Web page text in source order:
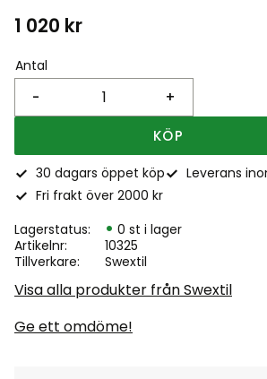
1 020 kr
Antal
+
-
KÖP
30 dagars öppet köp
Leverans
Fri frakt över 2000 kr
Lagerstatus
0 st i lager
Artikelnr
10325
Tillverkare
Swextil
Visa alla produkter från Swextil
Ge ett omdöme!